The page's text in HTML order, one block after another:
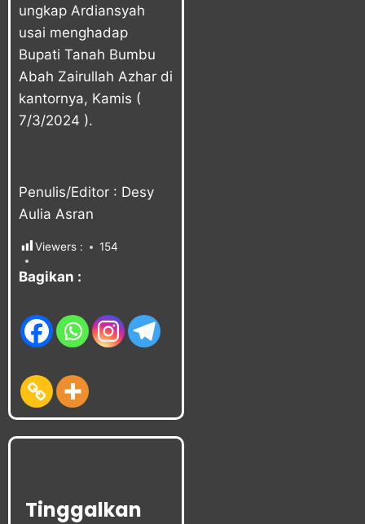
ungkap Ardiansyah
usai menghadap
Bupati Tanah Bumbu
Abah Zairullah Azhar di
kantornya, Kamis (
7/3/2024 ).
Penulis/Editor : Desy
Aulia Asran
Viewers : 154
Bagikan :
Tinggalkan